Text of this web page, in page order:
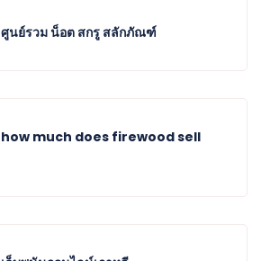
ศูนย์รวม น็อต สกรู สลักภัณฑ์
how much does firewood sell